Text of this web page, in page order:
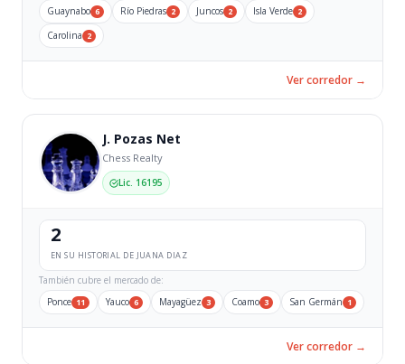
Guaynabo 6 Río Piedras 2 Juncos 2 Isla Verde 2
Carolina 2
Ver corredor →
J. Pozas Net
Chess Realty
Lic. 16195
2
EN SU HISTORIAL DE JUANA DIAZ
También cubre el mercado de:
Ponce 11 Yauco 6 Mayagüez 3 Coamo 3 San Germán 1
Ver corredor →